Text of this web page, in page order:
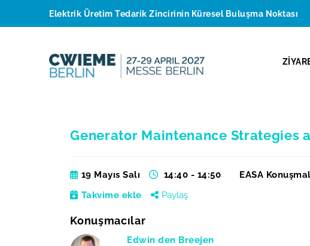
Elektrik Üretim Tedarik Zincirinin Küresel Buluşma Noktası
Generator Maintenance Strategies
19 Mayıs Salı 14:40 - 14:50 EASA
Takvime ekle
Paylaş
Konuşmacılar
Edwin den Breejen